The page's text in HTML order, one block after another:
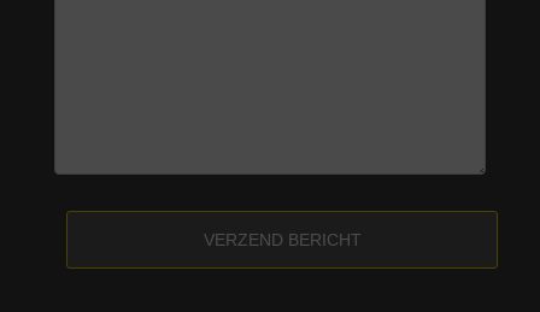
VERZEND BERICHT